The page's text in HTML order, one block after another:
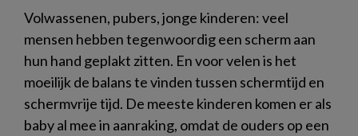
Volwassenen, pubers, jonge kinderen: veel
mensen hebben tegenwoordig een scherm aan
hun hand geplakt zitten. En voor velen is het
moeilijk de balans te vinden tussen schermtijd en
schermvrije tijd. De meeste kinderen komen er als
baby al mee in aanraking, omdat de ouders op een